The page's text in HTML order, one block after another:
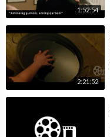
1:52:54
2:21:52